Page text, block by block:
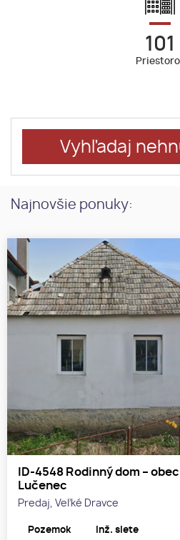
101
Vyhľadaj
Najnovšie ponuky:
ID-4548 Rodinný dom –
Lučenec
Predaj, Veľké Dravce
Pozemok
Inž. siete